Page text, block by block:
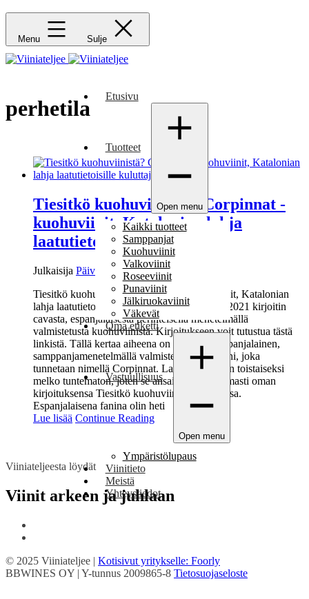
Menu Sulje
Etusivu
Tuotteet
Open menu
Kaikki tuotteet
Samppanjat
Kuohuviinit
Valkoviinit
Roseeviinit
Punaviinit
Jälkiruokaviinit
Väkevät
Oma etiketti
Vastuullisuus
Open menu
Ympäristölupaus
Viinitieto
Meistä
Yhteystiedot
perhetila
Tiesitkö kuohuviinistä? Corpinnat -
kuohuviinit, Katalonian lahja
laatutietoisille kuluttajille
Julkaisija Päivi Eklund
Tiesitkö kuohuviinistä? Corpinnat -kuohuviinit, Katalonian
lahja laatutietoisille kuluttajille Toukokuussa 2021 kirjoitin
cavasta, espanjalaisesta perinteisellä menetelmällä
valmistetusta kuohuviinistä. Kirjoitukseen voit tutustua tästä
linkistä. Tällä kertaa aiheena on niin ikään espanjalainen,
samppanjamenetelmällä valmistettu kuohuviini, joka
tunnetaan nimellä Corpinnat. Laatuluokitus on toistaiseksi
melko tuntematon, joten se ansaitsee ehdottomasti oman
kirjoituksensa Tiesitkö kuohuviinistä ? -sarjassa.
Espanjalaisena fanina olin heti
Lue lisää Continue Reading
Viiniateljeesta löydät
Viinit arkeen ja juhlaan
© 2025 Viiniateljee | Kotisivut yritykselle: Foorly
BBWINES OY | Y-tunnus 2009865-8 Tietosuojaseloste